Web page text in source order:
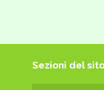
Sezioni del